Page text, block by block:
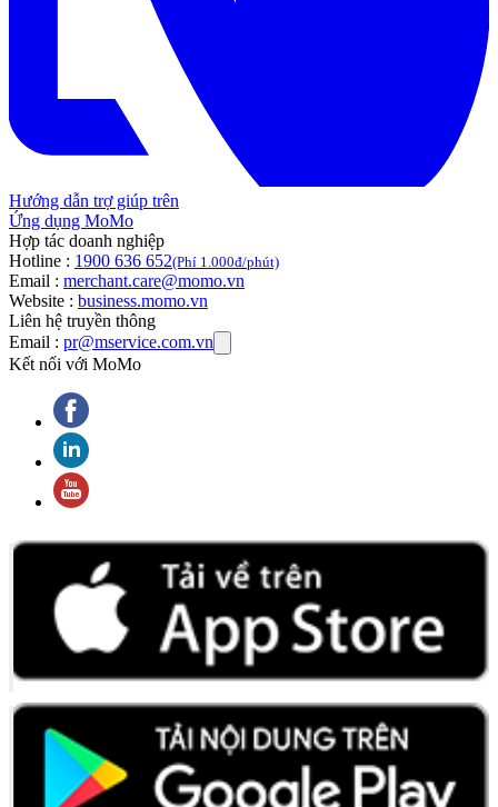
Hướng dẫn trợ giúp trên
Ứng dụng MoMo
Hợp tác doanh nghiệp
Hotline : 1900 636 652(Phí 1.000đ/phút)
Email : merchant.care@momo.vn
Website : business.momo.vn
Liên hệ truyền thông
Email : pr@mservice.com.vn
Kết nối với MoMo